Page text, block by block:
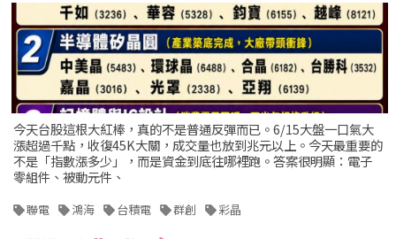
今天台股這根大紅棒，真的不是普通反彈而已。6/15大盤一口氣大
漲超過千點，收復45K大關，成交量也放到兆元以上。今天最重要的
不是「指數漲多少」，而是資金到底往哪裡跑。答案很明顯：電子
零組件、被動元件、
聯電 鴻海 台積電 群創 彩晶